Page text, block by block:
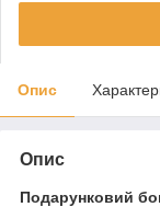
Опис
Опис
Подарунковий